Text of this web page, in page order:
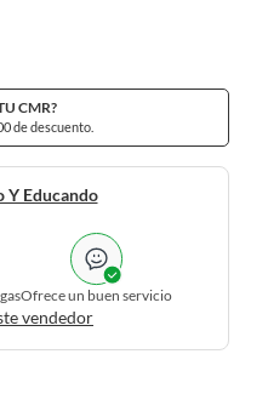
CMR?
de descuento.
Y Educando
Ofrece un buen servicio
vendedor